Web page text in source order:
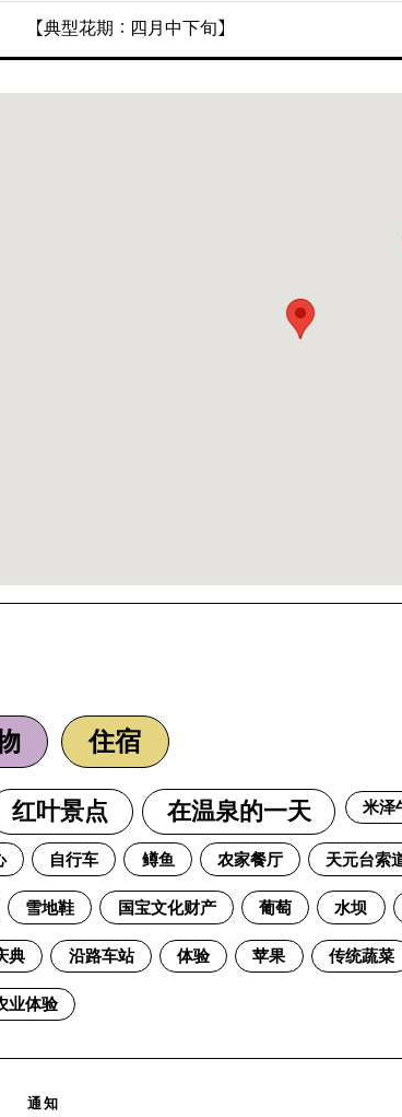
【典型花期：四月中下旬】
住宿
红叶景点 在温泉的一天 米泽
自行车 鳟鱼 农家餐厅 天元台索
雪地鞋 国宝文化财产 葡萄 水坝
典 沿路车站 体验 苹果 传统蔬菜
业体验
通知